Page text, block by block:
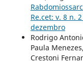
Re.cet: v. 8 n.
dezembro
Rodrigo
Paula
Crestoni